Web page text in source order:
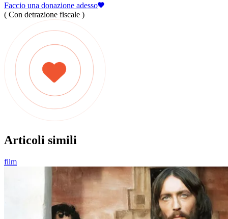
Faccio una donazione adesso
( Con detrazione fiscale )
Articoli simili
film